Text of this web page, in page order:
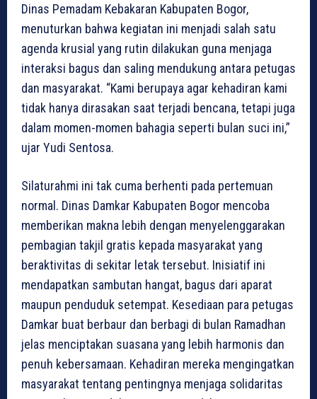
Dinas Pemadam Kebakaran Kabupaten Bogor,
menuturkan bahwa kegiatan ini menjadi salah satu
agenda krusial yang rutin dilakukan guna menjaga
interaksi bagus dan saling mendukung antara petugas
dan masyarakat. “Kami berupaya agar kehadiran kami
tidak hanya dirasakan saat terjadi bencana, tetapi juga
dalam momen-momen bahagia seperti bulan suci ini,”
ujar Yudi Sentosa.
Silaturahmi ini tak cuma berhenti pada pertemuan
normal. Dinas Damkar Kabupaten Bogor mencoba
memberikan makna lebih dengan menyelenggarakan
pembagian takjil gratis kepada masyarakat yang
beraktivitas di sekitar letak tersebut. Inisiatif ini
mendapatkan sambutan hangat, bagus dari aparat
maupun penduduk setempat. Kesediaan para petugas
Damkar buat berbaur dan berbagi di bulan Ramadhan
jelas menciptakan suasana yang lebih harmonis dan
penuh kebersamaan. Kehadiran mereka mengingatkan
masyarakat tentang pentingnya menjaga solidaritas